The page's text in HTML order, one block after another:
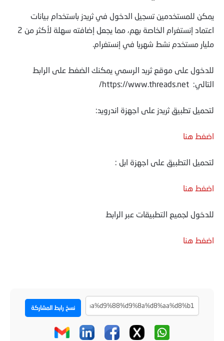
يمكن للمستخدمين تسجيل الدخول في ثريدز باستخدام بيانات
اعتماد إنستغرام الخاصة بهم، مما يجعل إضافته سهلة لأكثر من 2
مليار مستخدم نشط شهريا في إنستغرام.
للدخول على موقع ثريد الرسمي يمكنك الضغط على الرابط
التالي: https://www.threads.net/
لتحميل تطبيق ثريدز على اجهزة اندرويد:
اضغط هنا
لتحميل التطبيق على اجهزة ابل :
اضغط هنا
للدخول لجميع التطبيقات عبر الرابط
اضغط هنا
نسخ رابط المشاركة